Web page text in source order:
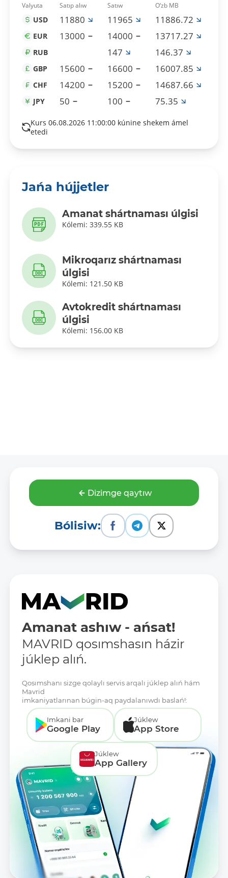
Valyuta Satıp alıw Satıw O‘zb MB
USD 11880 11965 11886.72
EUR 13000 14000 13717.27
RUB 147 146.37
GBP 15600 16600 16007.85
CHF 14200 15200 14687.66
JPY 50 100 75.35
Kurs 06.08.2026 11:00:00 kúnine shekem ámel
etedi
Jańa hújjetler
Amanat shártnaması úlgisi
Kólemi: 339.55 KB
Mikroqarız shártnaması
úlgisi
Kólemi: 121.50 KB
Avtokredit shártnaması
úlgisi
Kólemi: 156.00 KB
Dizimge qaytıw
Bólisiw:
Amanat ashıw - ańsat!
MAVRID qosımshasın házir
júklep alıń.
Qosımshanı sizge qolaylı servis arqalı júklep alıń hám
Mavrid
imkaniyatlarınan búgin-aq paydalanıwdı baslań!:
Imkani bar
Google Play
Júklew
App Store
Júklew
App Gallery